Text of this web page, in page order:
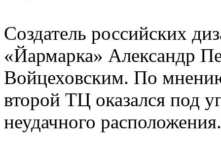
Создатель российских
«Йармарка» Александр
Войцеховским. По
второй ТЦ оказался под
неудачного расположения.